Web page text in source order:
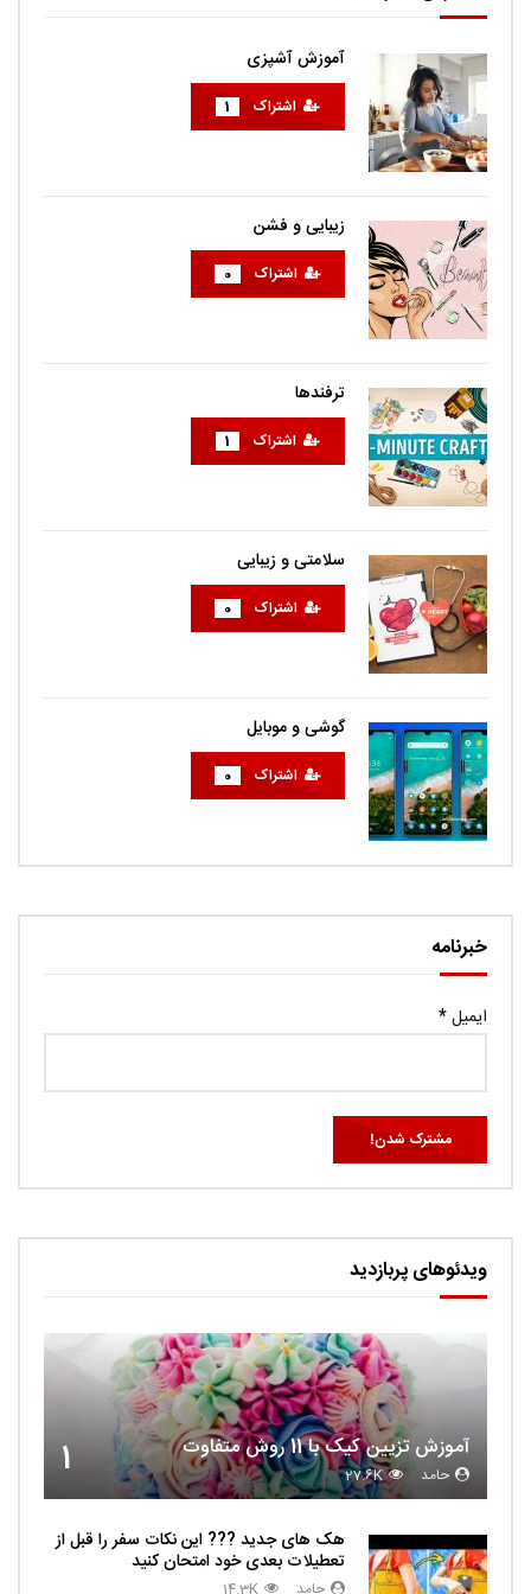
آموزش آشپزی
اشتراک 1
زیبایی و فشن
اشتراک 0
ترفندها
اشتراک 1
سلامتی و زیبایی
اشتراک 0
گوشی و موبایل
اشتراک 0
خبرنامه
ایمیل*
ویدئوهای پربازدید
1 آموزش تزیین کیک با 11 روش متفاوت
حامد 27.6K
هک های جدید ??️? این نکات سفر را قبل از
تعطیلات بعدی خود امتحان کنید